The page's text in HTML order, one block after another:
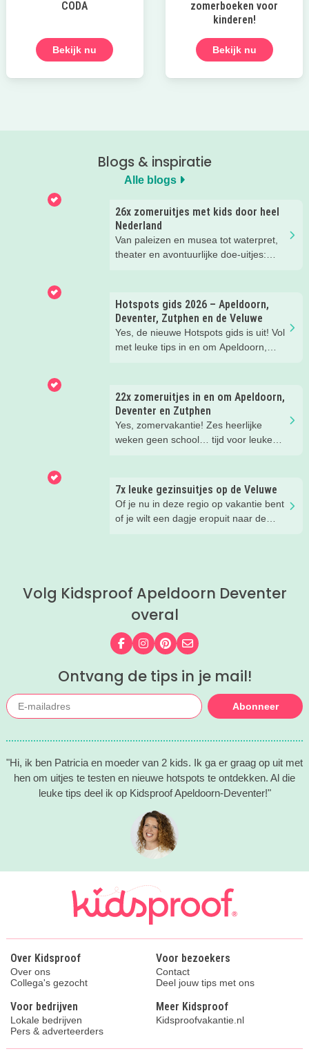
CODA
Bekijk nu
zomerboeken voor
kinderen!
Bekijk nu
Blogs & inspiratie
Alle blogs
26x zomeruitjes met kids door heel
Nederland
Van paleizen en musea tot waterpret,
theater en avontuurlijke doe-uitjes:
Hotspots gids 2026 – Apeldoorn,
Deventer, Zutphen en de Veluwe
Yes, de nieuwe Hotspots gids is uit! Vol
met leuke tips in en om Apeldoorn,
hotspots gaan jullie bezoeken?
22x zomeruitjes in en om Apeldoorn,
Deventer en Zutphen
Yes, zomervakantie! Zes heerlijke
weken geen school… tijd voor leuke
Zutphen en de Veluwe. Wij
verzamelden de leukste zomeruitjes
met kinderen voor je.
7x leuke gezinsuitjes op de Veluwe
Of je nu in deze regio op vakantie bent
of je wilt een dagje eropuit naar de
Volg Kidsproof Apeldoorn Deventer
overal
Volg ons op Facebook
Volg ons op Instagram
Volg ons op Pinterest
Mail ons
Ontvang de tips in je mail!
Abonneer
"Hi, ik ben Patricia en moeder van 2 kids. Ik ga er graag op uit met
hen om uitjes te testen en nieuwe hotspots te ontdekken. Al die
leuke tips deel ik op Kidsproof Apeldoorn-Deventer!"
Over Kidsproof
Over ons
Collega's gezocht
Voor bezoekers
Contact
Deel jouw tips met ons
Voor bedrijven
Lokale bedrijven
Pers & adverteerders
Meer Kidsproof
Kidsproofvakantie.nl